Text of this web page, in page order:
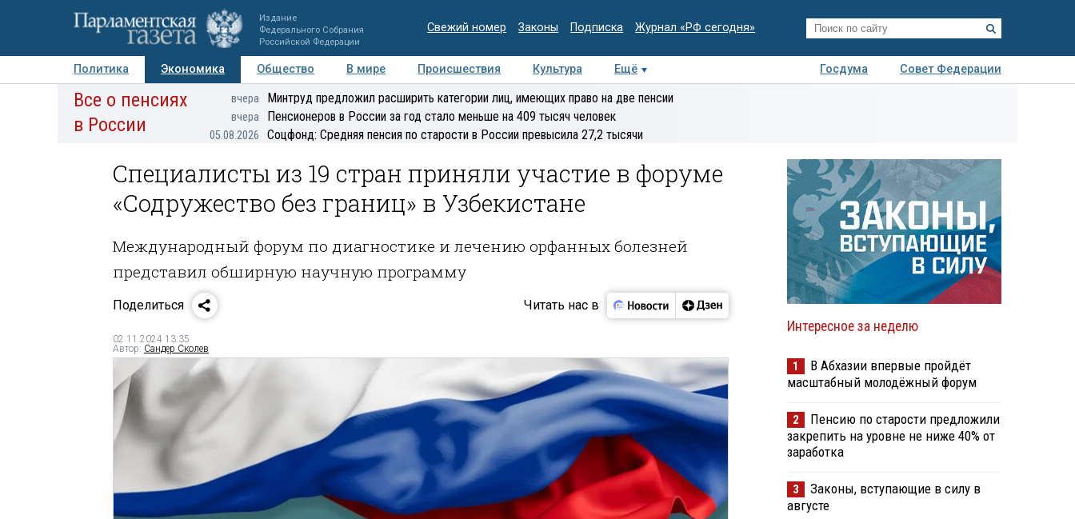
Издание
Федерального Собрания
Российской Федерации
Свежий номер Законы Подписка Журнал «РФ сегодня»
Политика Экономика Общество В мире Происшествия Культура Ещё Госдума
Совет Федерации
Авторы Персоны Мнения Регионы Медиацентр Интервью Колумнисты
Деловая
Все о пенсиях
в России
вчера Минтруд предложил расширить категории лиц, имеющих право на две пенсии
вчера Пенсионеров в России за год стало меньше на 409 тысяч человек
05.08.2026 Соцфонд: Средняя пенсия по старости в России превысила 27,2 тысячи
Специалисты из 19 стран приняли участие в форуме
«Содружество без границ» в Узбекистане
Международный форум по диагностике и лечению орфанных болезней
представил обширную научную программу
Поделиться Читать нас в
02.11.2024 13:35
Автор: Сандер Сколев
Интересное за неделю
1
В Абхазии впервые пройдёт
масштабный молодёжный форум
2
Пенсию по старости предложили
закрепить на уровне не ниже 40% от
заработка
3
Законы, вступающие в силу в
августе